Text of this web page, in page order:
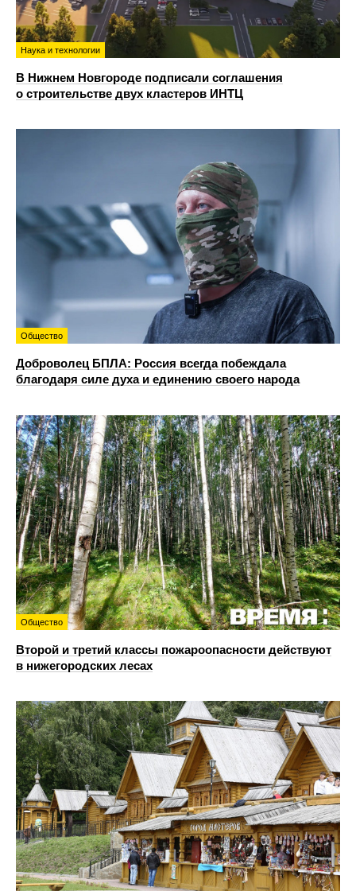
Наука и технологии
В Нижнем Новгороде подписали соглашения
о строительстве двух кластеров ИНТЦ
Общество
Доброволец БПЛА: Россия всегда побеждала
благодаря силе духа и единению своего народа
Общество
Второй и третий классы пожароопасности действуют
в нижегородских лесах